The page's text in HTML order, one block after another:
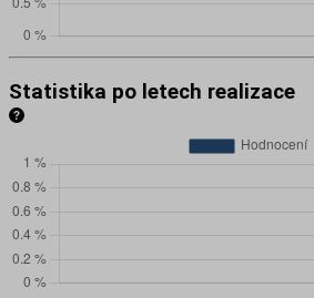
Statistika po letech realizace